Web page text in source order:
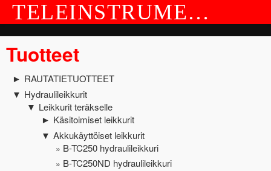
TELEINSTRUMENT OY
TUOTTEET
YRITYS JA YHTEYSTIEDOT
Tuotteet
► RAUTATIETUOTTEET
▼ Hydraulileikkurit
▼ Leikkurit teräkselle
► Käsitoimiset leikkurit
▼ Akkukäyttöiset leikkurit
B-TC250 hydraulileikkuri
B-TC250ND hydraulileikkuri